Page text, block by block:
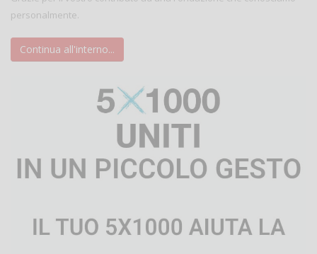
personalmente.
Continua all'interno...